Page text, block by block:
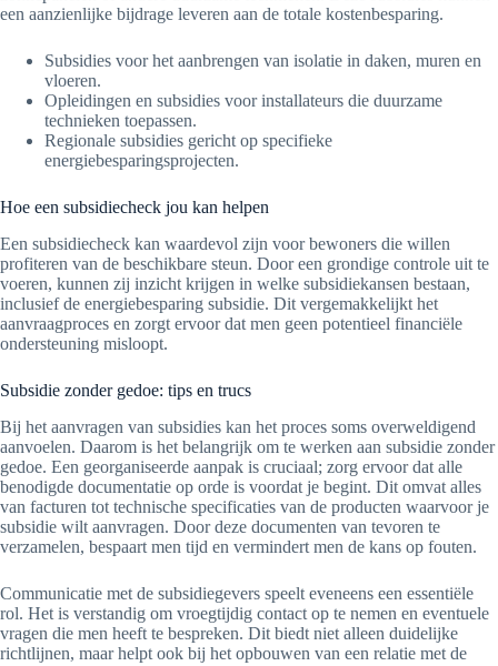
een aanzienlijke bijdrage leveren aan de totale kostenbesparing.
Subsidies voor het aanbrengen van isolatie in daken, muren en
vloeren.
Opleidingen en subsidies voor installateurs die duurzame
technieken toepassen.
Regionale subsidies gericht op specifieke
energiebesparingsprojecten.
Hoe een subsidiecheck jou kan helpen
Een subsidiecheck kan waardevol zijn voor bewoners die willen
profiteren van de beschikbare steun. Door een grondige controle uit te
voeren, kunnen zij inzicht krijgen in welke subsidiekansen bestaan,
inclusief de energiebesparing subsidie. Dit vergemakkelijkt het
aanvraagproces en zorgt ervoor dat men geen potentieel financiële
ondersteuning misloopt.
Subsidie zonder gedoe: tips en trucs
Bij het aanvragen van subsidies kan het proces soms overweldigend
aanvoelen. Daarom is het belangrijk om te werken aan subsidie zonder
gedoe. Een georganiseerde aanpak is cruciaal; zorg ervoor dat alle
benodigde documentatie op orde is voordat je begint. Dit omvat alles
van facturen tot technische specificaties van de producten waarvoor je
subsidie wilt aanvragen. Door deze documenten van tevoren te
verzamelen, bespaart men tijd en vermindert men de kans op fouten.
Communicatie met de subsidiegevers speelt eveneens een essentiële
rol. Het is verstandig om vroegtijdig contact op te nemen en eventuele
vragen die men heeft te bespreken. Dit biedt niet alleen duidelijke
richtlijnen, maar helpt ook bij het opbouwen van een relatie met de